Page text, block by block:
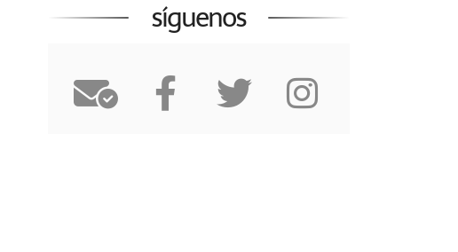
síguenos